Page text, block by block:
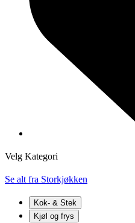
Velg Kategori
Se alt fra Storkjøkken
Kok- & Stek
Kjøl og frys